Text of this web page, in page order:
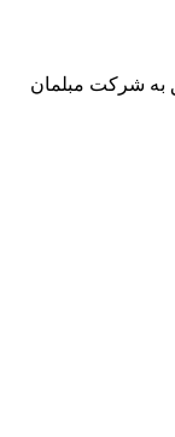
به شرکت مبلمان